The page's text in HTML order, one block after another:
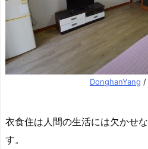
DonghanYang /
衣食住は人間の生活には欠かせ
す。